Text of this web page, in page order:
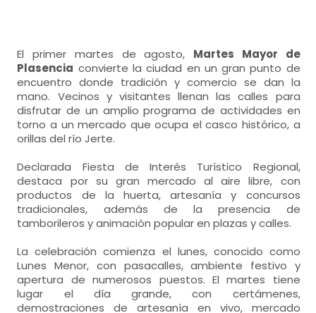
El primer martes de agosto, Martes Mayor de
Plasencia convierte la ciudad en un gran punto de
encuentro donde tradición y comercio se dan la
mano. Vecinos y visitantes llenan las calles para
disfrutar de un amplio programa de actividades en
torno a un mercado que ocupa el casco histórico, a
orillas del río Jerte.
Declarada Fiesta de Interés Turístico Regional,
destaca por su gran mercado al aire libre, con
productos de la huerta, artesanía y concursos
tradicionales, además de la presencia de
tamborileros y animación popular en plazas y calles.
La celebración comienza el lunes, conocido como
Lunes Menor, con pasacalles, ambiente festivo y
apertura de numerosos puestos. El martes tiene
lugar el día grande, con certámenes,
demostraciones de artesanía en vivo, mercado